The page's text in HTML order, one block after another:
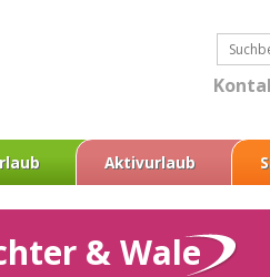
Aktivurlaub
& Wale